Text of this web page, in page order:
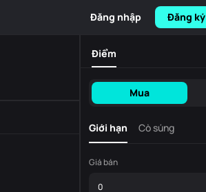
Đăng nhập Đăng ký
Điểm
Mua
Giới hạn Cò súng
Giá bán